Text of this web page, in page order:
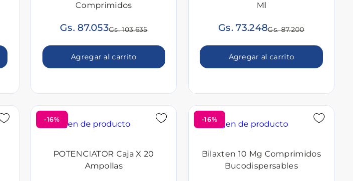
Comprimidos
Gs. 87.053Gs. 103.635
Agregar al carrito
Ml
Gs. 73.248Gs. 87.200
Agregar al carrito
-16%
POTENCIATOR Caja X 20
Ampollas
-16%
Bilaxten 10 Mg Comprimidos
Bucodispersables